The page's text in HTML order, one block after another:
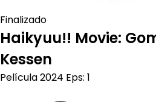
Finalizado
Haikyuu!! Movie:
Kessen
Película2024 Eps: 1